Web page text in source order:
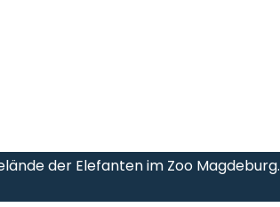
der Elefanten im Zoo Magdeburg.